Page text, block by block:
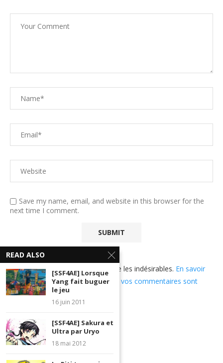
Save my name, email, and website in this browser for the
next time I comment.
Ce site utilise Akismet pour réduire les indésirables. En savoir
plus sur comment les données de vos commentaires sont
utilisées.
READ ALSO
[SSF4AE] Lorsque
Yang fait buguer
le jeu
16 juin 2011
[SSF4AE] Sakura et
Ultra par Uryo
18 mai 2012